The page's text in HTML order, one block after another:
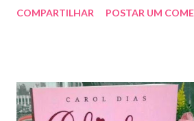
romance da Saga Trono de Vidro que
todos meio atordoados com tudo que
principalmente, descobriram sobre o Pai
COMPARTILHAR POSTAR UM